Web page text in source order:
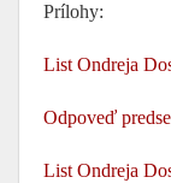
Prílohy:
List Ondreja
Odpoveď
List Ondreja